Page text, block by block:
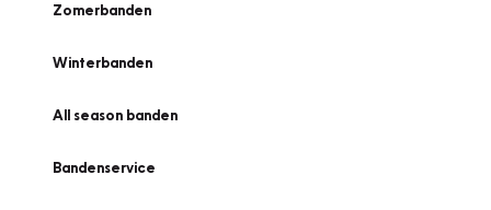
Zomerbanden
Winterbanden
All season banden
Bandenservice